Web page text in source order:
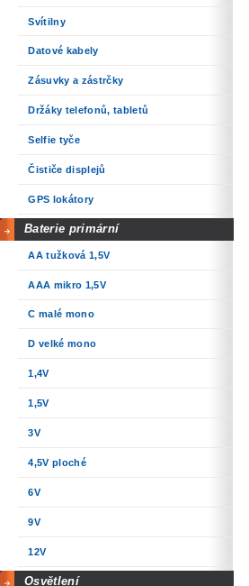
Svítilny
Datové kabely
Zásuvky a zástrčky
Držáky telefonů, tabletů
Selfie tyče
Čističe displejů
GPS lokátory
Baterie primární
AA tužková 1,5V
AAA mikro 1,5V
C malé mono
D velké mono
1,4V
1,5V
3V
4,5V ploché
6V
9V
12V
Osvětlení